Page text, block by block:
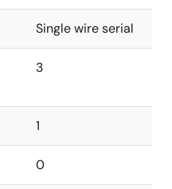
Single wire serial
3
1
0